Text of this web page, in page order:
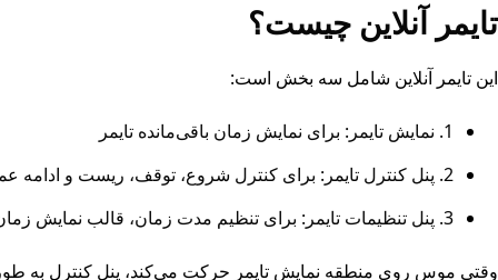
تایمر آنلاین چیست؟
این تایمر آنلاین شامل سه بخش است:
1. نمایش تایمر: برای نمایش زمان باقی‌مانده تایمر
2. پنل کنترل تایمر: برای کنترل شروع، توقف، ریست و ادامه عملیات
3. پنل تنظیمات تایمر: برای تنظیم مدت زمان، قالب نمایش زمان، تنظیمات فونت و مقیاس
وقتی موس روی منطقه نمایش تایمر حرکت می‌کند، پنل کنترل به